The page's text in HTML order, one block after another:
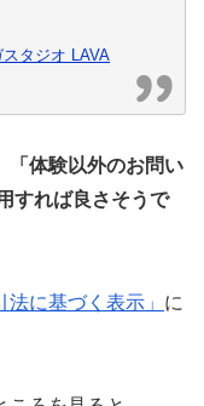
タジオ LAVA
「体験以外のお問い
すれば良さそうで
法に基づく表示」 に